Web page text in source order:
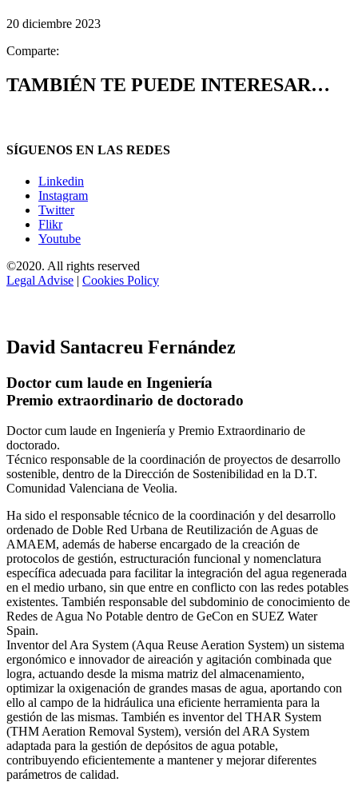
20 diciembre 2023
Comparte:
TAMBIÉN TE PUEDE INTERESAR…
SÍGUENOS EN LAS REDES
Linkedin
Instagram
Twitter
Flikr
Youtube
©2020. All rights reserved
Legal Advise | Cookies Policy
David Santacreu Fernández
Doctor cum laude en Ingeniería
Premio extraordinario de doctorado
Doctor cum laude en Ingeniería y Premio Extraordinario de
doctorado.
Técnico responsable de la coordinación de proyectos de desarrollo
sostenible, dentro de la Dirección de Sostenibilidad en la D.T.
Comunidad Valenciana de Veolia.
Ha sido el responsable técnico de la coordinación y del desarrollo
ordenado de Doble Red Urbana de Reutilización de Aguas de
AMAEM, además de haberse encargado de la creación de
protocolos de gestión, estructuración funcional y nomenclatura
específica adecuada para facilitar la integración del agua regenerada
en el medio urbano, sin que entre en conflicto con las redes potables
existentes. También responsable del subdominio de conocimiento de
Redes de Agua No Potable dentro de GeCon en SUEZ Water
Spain.
Inventor del Ara System (Aqua Reuse Aeration System) un sistema
ergonómico e innovador de aireación y agitación combinada que
logra, actuando desde la misma matriz del almacenamiento,
optimizar la oxigenación de grandes masas de agua, aportando con
ello al campo de la hidráulica una eficiente herramienta para la
gestión de las mismas. También es inventor del THAR System
(THM Aeration Removal System), versión del ARA System
adaptada para la gestión de depósitos de agua potable,
contribuyendo eficientemente a mantener y mejorar diferentes
parámetros de calidad.